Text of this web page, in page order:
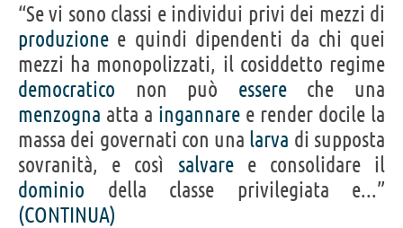
“Se vi sono classi e individui privi dei mezzi di
produzione e quindi dipendenti da chi quei
mezzi ha monopolizzati, il cosiddetto regime
democratico non può essereche una
menzogna atta a ingannare e render docile la
massa dei governati con una larva di supposta
sovranità, e così salvaree consolidare il
dominio della classe privilegiata e...”
(CONTINUA)